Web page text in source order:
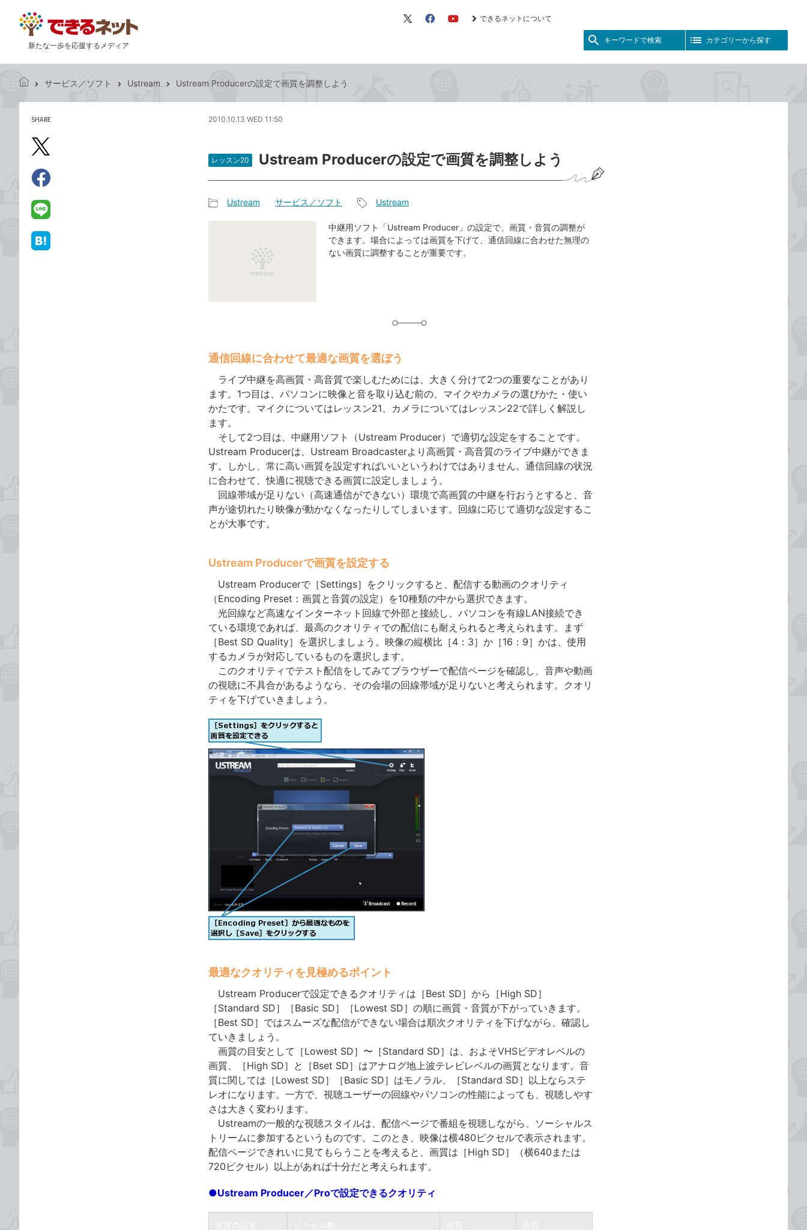
新たな一歩を応援するメディア
X（旧 FacebookYouTube
できるネットについて
キーワードで検索 カテゴリーから探す
き
る
ッ
ト
サービス／ソフト Ustream Ustream Producerの設定で画質を調整しよう
SHARE
X（旧
で
2010.10.13 WED 11:50
レッスン20 Ustream Producerの設定で画質を調整しよう
Ustream サービス／ソフト
事
タ
グ
Ustream
中継用ソフト「Ustream Producer」の設定で、画質・音質の調整が
できます。場合によっては画質を下げて、通信回線に合わせた無理の
ない画質に調整することが重要です。
通信回線に合わせて最適な画質を選ぼう
ライブ中継を高画質・高音質で楽しむためには、大きく分けて2つの重要なことがあり
ます。1つ目は、パソコンに映像と音を取り込む前の、マイクやカメラの選びかた・使い
かたです。マイクについてはレッスン21、カメラについてはレッスン22で詳しく解説し
ます。
そして2つ目は、中継用ソフト（Ustream Producer）で適切な設定をすることです。
Ustream Producerは、Ustream Broadcasterより高画質・高音質のライブ中継ができま
す。しかし、常に高い画質を設定すればいいというわけではありません。通信回線の状況
に合わせて、快適に視聴できる画質に設定しましょう。
回線帯域が足りない（高速通信ができない）環境で高画質の中継を行おうとすると、音
声が途切れたり映像が動かなくなったりしてしまいます。回線に応じて適切な設定するこ
とが大事です。
Ustream Producerで画質を設定する
Ustream Producerで［Settings］をクリックすると、配信する動画のクオリティ
（Encoding Preset：画質と音質の設定）を10種類の中から選択できます。
光回線など高速なインターネット回線で外部と接続し、パソコンを有線LAN接続でき
ている環境であれば、最高のクオリティでの配信にも耐えられると考えられます。まず
［Best SD Quality］を選択しましょう。映像の縦横比［4：3］か［16：9］かは、使用
するカメラが対応しているものを選択します。
このクオリティでテスト配信をしてみてブラウザーで配信ページを確認し、音声や動画
の視聴に不具合があるようなら、その会場の回線帯域が足りないと考えられます。クオリ
ティを下げていきましょう。
最適なクオリティを見極めるポイント
Ustream Producerで設定できるクオリティは［Best SD］から［High SD］
［Standard SD］［Basic SD］［Lowest SD］の順に画質・音質が下がっていきます。
［Best SD］ではスムーズな配信ができない場合は順次クオリティを下げながら、確認し
ていきましょう。
画質の目安として［Lowest SD］〜［Standard SD］は、およそVHSビデオレベルの
画質、［High SD］と［Bset SD］はアナログ地上波テレビレベルの画質となります。音
質に関しては［Lowest SD］［Basic SD］はモノラル、［Standard SD］以上ならステ
レオになります。一方で、視聴ユーザーの回線やパソコンの性能によっても、視聴しやす
さは大きく変わります。
Ustreamの一般的な視聴スタイルは、配信ページで番組を視聴しながら、ソーシャルス
トリームに参加するというものです。このとき、映像は横480ピクセルで表示されます。
配信ページできれいに見てもらうことを考えると、画質は［High SD］（横640または
720ピクセル）以上があれば十分だと考えられます。
●Ustream Producer／Proで設定できるクオリティ